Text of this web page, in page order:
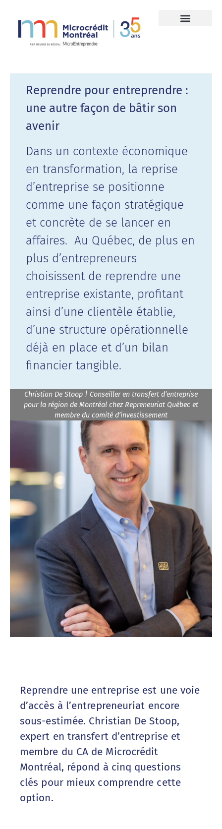
Reprendre pour entreprendre :
une autre façon de bâtir son
avenir
Dans un contexte économique
en transformation, la reprise
d’entreprise se positionne
comme une façon stratégique
et concrète de se lancer en
affaires. Au Québec, de plus en
plus d’entrepreneurs
choisissent de reprendre une
entreprise existante, profitant
ainsi d’une clientèle établie,
d’une structure opérationnelle
déjà en place et d’un bilan
financier tangible.
Christian De Stoop | Conseiller en transfert d’entreprise
pour la région de Montréal chez Repreneuriat Québec et
membre du comité d’investissement
Reprendre une entreprise est une voie
d’accès à l’entrepreneuriat encore
sous-estimée. Christian De Stoop,
expert en transfert d’entreprise et
membre du CA de Microcrédit
Montréal, répond à cinq questions
clés pour mieux comprendre cette
option.